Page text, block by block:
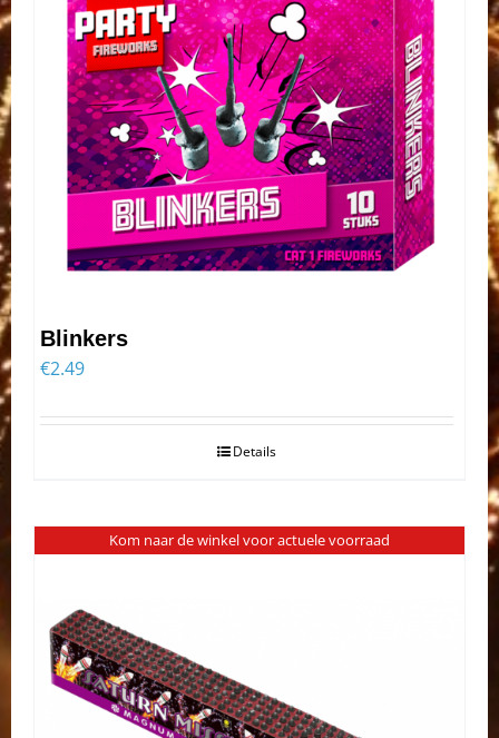
Blinkers
€2.49
Details
Kom naar de winkel voor actuele voorraad